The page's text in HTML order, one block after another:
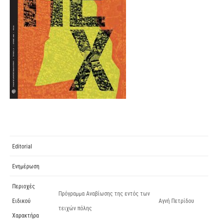
Editorial
Ενημέρωση
Περιοχές
Ειδικού
Χαρακτήρα
Πρόγραμμα Αναβίωσης της εντός των
τειχών πόλης
Αγνή Πετρίδου